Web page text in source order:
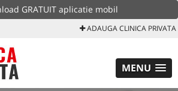
GRATUIT aplicatie mobil
ADAUGA CLINICA PRIVATA
MENU